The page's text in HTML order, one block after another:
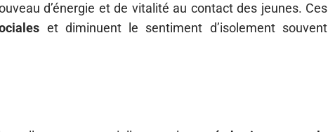
d’énergie et de vitalité au contact des jeunes. Ces
et diminuent le sentiment d’isolement souvent